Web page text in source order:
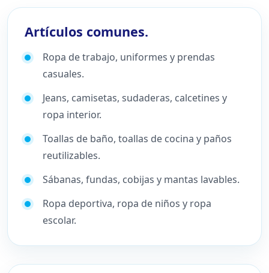
Artículos comunes.
Ropa de trabajo, uniformes y prendas
casuales.
Jeans, camisetas, sudaderas, calcetines y
ropa interior.
Toallas de baño, toallas de cocina y paños
reutilizables.
Sábanas, fundas, cobijas y mantas lavables.
Ropa deportiva, ropa de niños y ropa
escolar.